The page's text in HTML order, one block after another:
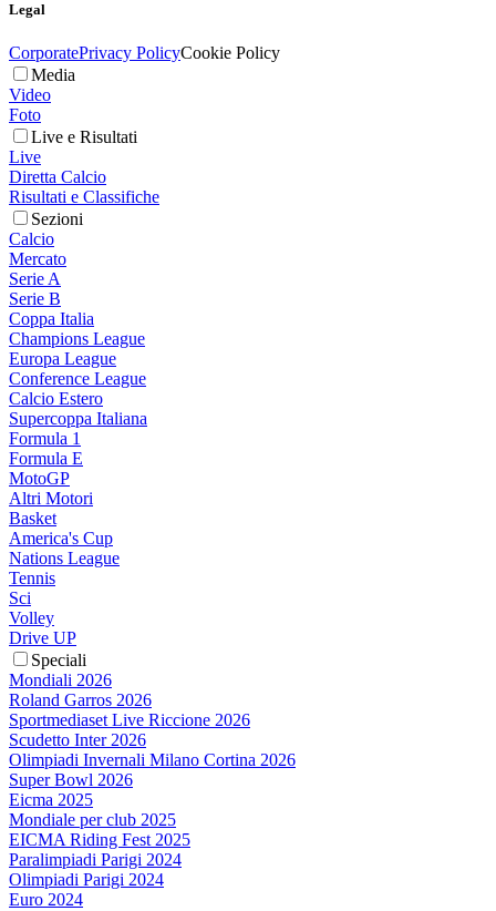
Legal
CorporatePrivacy PolicyCookie Policy
Media
Video
Foto
Live e Risultati
Live
Diretta Calcio
Risultati e Classifiche
Sezioni
Calcio
Mercato
Serie A
Serie B
Coppa Italia
Champions League
Europa League
Conference League
Calcio Estero
Supercoppa Italiana
Formula 1
Formula E
MotoGP
Altri Motori
Basket
America's Cup
Nations League
Tennis
Sci
Volley
Drive UP
Speciali
Mondiali 2026
Roland Garros 2026
Sportmediaset Live Riccione 2026
Scudetto Inter 2026
Olimpiadi Invernali Milano Cortina 2026
Super Bowl 2026
Eicma 2025
Mondiale per club 2025
EICMA Riding Fest 2025
Paralimpiadi Parigi 2024
Olimpiadi Parigi 2024
Euro 2024